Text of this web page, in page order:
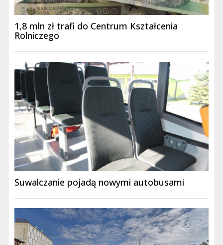
1,8 mln zł trafi do Centrum Kształcenia
Rolniczego
Suwalczanie pojadą nowymi autobusami